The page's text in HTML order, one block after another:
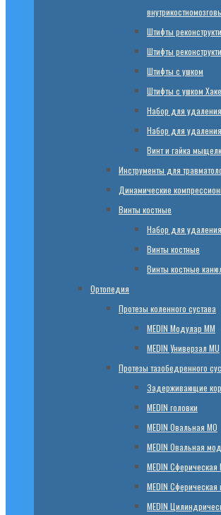
Штифты
Штифты
Штифты с ушком
Штифты с ушком
Набор для
Набор для
Винт и гайка
Инструменты для
Динамические
Винты костные
Набор для
Винты костные
Винты костные
Ортопедия
Протезы коленного сустава
МЕDIN Модулар ММ
МЕDIN Универзал MU
Протезы тазобедренного
Задерживающие
МЕDIN головки
МЕDIN Овальная MО
МЕDIN Овальная
МЕDIN Сферическая
МЕDIN Сферическая
МЕDIN